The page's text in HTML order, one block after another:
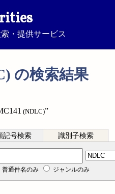
・提供サービス
の検索結果
(NDLC)”
記号検索 識別子検索
普通件名のみ ジャンルのみ